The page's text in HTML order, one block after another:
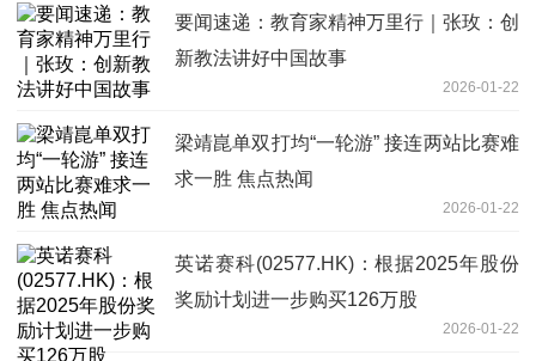
要闻速递：教育家精神万里行｜张玫：创
新教法讲好中国故事
2026-01-22
梁靖崑单双打均“一轮游” 接连两站比赛难
求一胜 焦点热闻
2026-01-22
英诺赛科(02577.HK)：根据2025年股份
奖励计划进一步购买126万股
2026-01-22